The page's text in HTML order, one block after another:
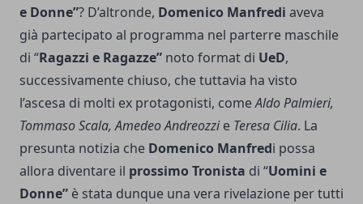
e Donne”? D’altronde, Domenico Manfredi aveva
già partecipato al programma nel parterre maschile
di “Ragazzi e Ragazze” noto format di UeD,
successivamente chiuso, che tuttavia ha visto
l’ascesa di molti ex protagonisti, comeAldo Palmieri,
Tommaso Scala, Amedeo Andreozzie Teresa Cilia. La
presunta notizia che Domenico Manfredi possa
allora diventare il prossimo Tronista di “Uomini e
Donne” è stata dunque una vera rivelazione per tutti